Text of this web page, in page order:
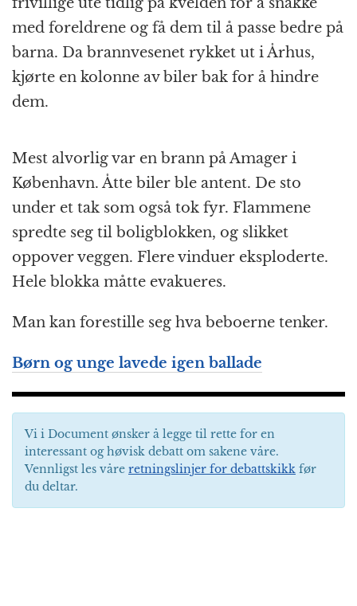
med foreldrene og få dem til å passe bedre på
barna. Da brannvesenet rykket ut i Århus,
kjørte en kolonne av biler bak for å hindre
dem.
Mest alvorlig var en brann på Amager i
København. Åtte biler ble antent. De sto
under et tak som også tok fyr. Flammene
spredte seg til boligblokken, og slikket
oppover veggen. Flere vinduer eksploderte.
Hele blokka måtte evakueres.
Man kan forestille seg hva beboerne tenker.
Børn og unge lavede igen ballade
Vi i Document ønsker å legge til rette for en
interessant og høvisk debatt om sakene våre.
Vennligst les våre retningslinjer for debattskikk før
du deltar.